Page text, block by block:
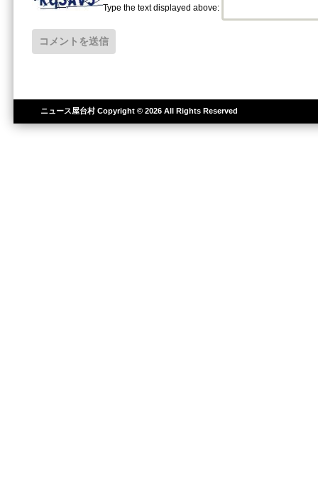
Type the text displayed above:
ニュース屋台村Copyright © 2026 All Rights Reserved